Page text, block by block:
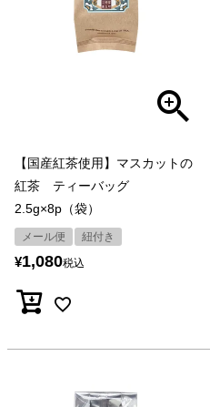
【国産紅茶使用】マスカットの
紅茶 ティーバッグ
2.5g×8p（袋）
メール便 紐付き
¥1,080税込